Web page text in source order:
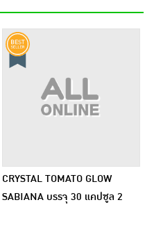
CRYSTAL TOMATO GLOW
SABIANA บรรจุ 30 แคปซูล 2